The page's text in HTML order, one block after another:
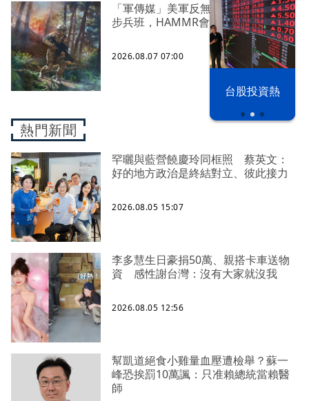
台股投資熱
「軍傳媒」美軍反無人機能力下放到
步兵班，HAMMR會是解決方案之一？
2026.08.07 07:00
熱門新聞
罕曬與藍營饒慶玲同框照 蔡英文：
好的地方政治是終結對立、彼此接力
2026.08.05 15:07
李多慧生日豪捐50萬、親搭卡車送物
資 感性謝台灣：沒有大家就沒我
2026.08.05 12:56
幫凱道絕食小雞量血壓遭檢舉？蘇一
峰恐挨罰10萬諷：只准賴總統當賴醫
師